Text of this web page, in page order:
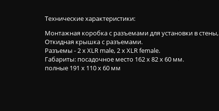
Технические характеристики:
Монтажная коробка с разъемами для установки в
Откидная крышка с разъемами.
Разъемы - 2 x XLR male, 2 x XLR female.
Габариты: посадочное место 162 х 82 х 60 мм.
полные 191 х 110 х 60 мм